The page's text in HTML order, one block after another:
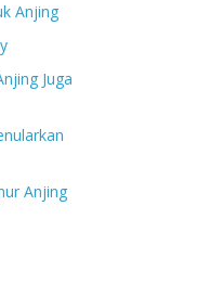
Anjing
Juga
Anjing